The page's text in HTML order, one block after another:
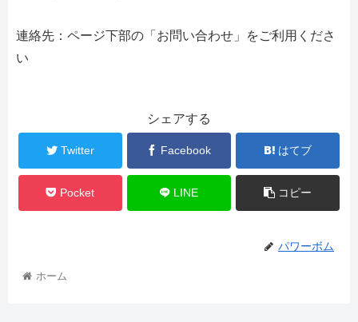
連絡先：ページ下部の「お問い合わせ」をご利用くださ
い
シェアする
Twitter Facebook はてブ
Pocket LINE コピー
パワーボム
ホーム